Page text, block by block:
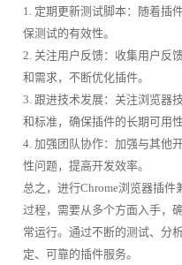
1. 定期更新测试脚本：随着插
保测试的有效性。
2. 关注用户反馈：收集用户反
和需求，不断优化插件。
3. 跟进技术发展：关注浏览器
和标准，确保插件的长期可用性
4. 加强团队协作：加强与其他
性问题，提高开发效率。
总之，进行Chrome浏览器插
过程，需要从多个方面入手，
常运行。通过不断的测试、分
定、可靠的插件服务。